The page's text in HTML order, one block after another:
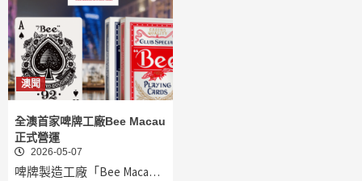
澳聞
全澳首家啤牌工廠Bee Macau
正式營運
2026-05-07
啤牌製造工廠「Bee Maca…